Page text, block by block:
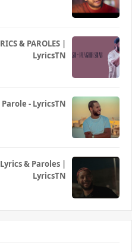
& PAROLES |
LyricsTN
Parole - LyricsTN
& Paroles |
LyricsTN